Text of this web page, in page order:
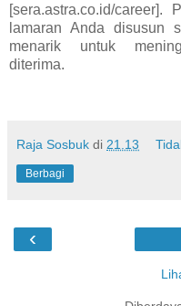
[sera.astra.co.id/
lamaran Anda disusun
menarik untuk
diterima.
Raja Sosbuk di 21.13
Berbagi
‹